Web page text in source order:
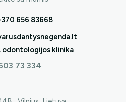
656 83668
odontologijos klinika
73 334